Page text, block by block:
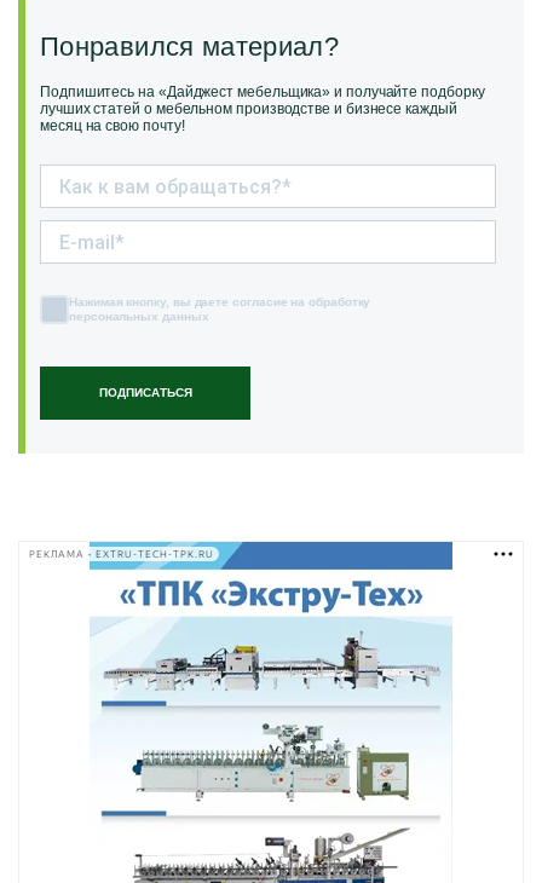
Понравился материал?
Подпишитесь на «Дайджест мебельщика» и получайте подборку
лучших статей о мебельном производстве и бизнесе каждый
месяц на свою почту!
ПОДПИСАТЬСЯ
Нажимая кнопку, вы даете согласие на обработку
персональных данных
РЕКЛАМА • EXTRU-TECH-TPK.RU